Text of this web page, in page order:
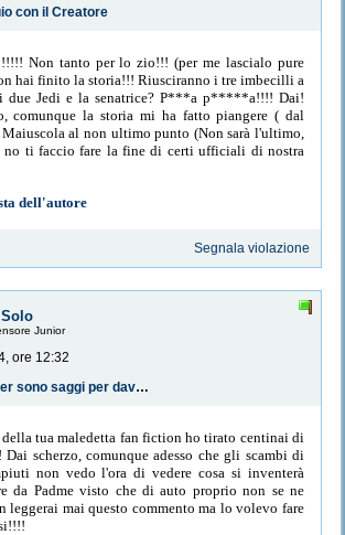
con il Creatore
Non tanto per lo zio!!! (per me lascialo pure
hai finito la storia!!! Riusciranno i tre imbecilli a
i due Jedi e la senatrice? P***a p*****a!!!! Dai!
comunque la storia mi ha fatto piangere ( dal
al non ultimo punto (Non sarà l'ultimo,
no ti faccio fare la fine di certi ufficiali di nostra
dell'autore
Segnala violazione
Junior
ore 12:32
I Veri Master sono saggi per davvero...
tua maledetta fan fiction ho tirato centinai di
scherzo, comunque adesso che gli scambi di
non vedo l'ora di vedere cosa si inventerà
da Padme visto che di auto proprio non se ne
leggerai mai questo commento ma lo volevo fare